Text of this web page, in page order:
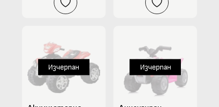
Изчерпан Изчерпан